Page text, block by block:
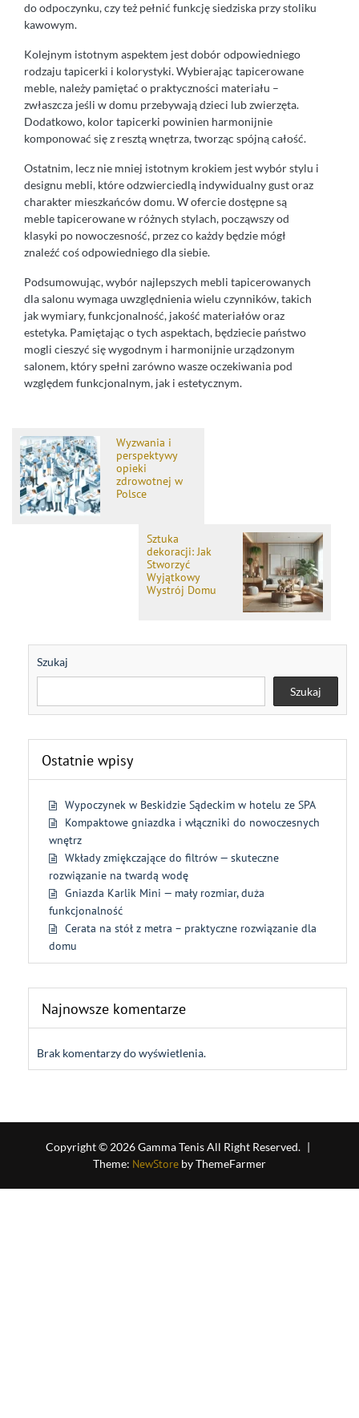
do odpoczynku, czy też pełnić funkcję siedziska przy stoliku
kawowym.
Kolejnym istotnym aspektem jest dobór odpowiedniego
rodzaju tapicerki i kolorystyki. Wybierając tapicerowane
meble, należy pamiętać o praktyczności materiału –
zwłaszcza jeśli w domu przebywają dzieci lub zwierzęta.
Dodatkowo, kolor tapicerki powinien harmonijnie
komponować się z resztą wnętrza, tworząc spójną całość.
Ostatnim, lecz nie mniej istotnym krokiem jest wybór stylu i
designu mebli, które odzwierciedlą indywidualny gust oraz
charakter mieszkańców domu. W ofercie dostępne są
meble tapicerowane w różnych stylach, począwszy od
klasyki po nowoczesność, przez co każdy będzie mógł
znaleźć coś odpowiedniego dla siebie.
Podsumowując, wybór najlepszych mebli tapicerowanych
dla salonu wymaga uwzględnienia wielu czynników, takich
jak wymiary, funkcjonalność, jakość materiałów oraz
estetyka. Pamiętając o tych aspektach, będziecie państwo
mogli cieszyć się wygodnym i harmonijnie urządzonym
salonem, który spełni zarówno wasze oczekiwania pod
względem funkcjonalnym, jak i estetycznym.
Wyzwania i
perspektywy
opieki
zdrowotnej w
Polsce
Sztuka
dekoracji: Jak
Stworzyć
Wyjątkowy
Wystrój Domu
Szukaj
Szukaj
Ostatnie wpisy
Wypoczynek w Beskidzie Sądeckim w hotelu ze SPA
Kompaktowe gniazdka i włączniki do nowoczesnych
wnętrz
Wkłady zmiękczające do filtrów — skuteczne
rozwiązanie na twardą wodę
Gniazda Karlik Mini — mały rozmiar, duża
funkcjonalność
Cerata na stół z metra – praktyczne rozwiązanie dla
domu
Najnowsze komentarze
Brak komentarzy do wyświetlenia.
Copyright © 2026 Gamma Tenis All Right Reserved. |
Theme: NewStore by ThemeFarmer